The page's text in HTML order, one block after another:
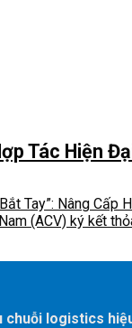
Tác Hiện
Tay”: Nâng
(ACV) ký kết
logistics